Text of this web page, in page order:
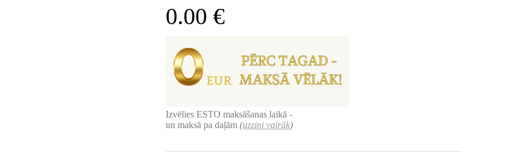
0.00€
Izvēlies ESTO maksāšanas laikā -
un maksā pa daļām(uzzini vairāk)